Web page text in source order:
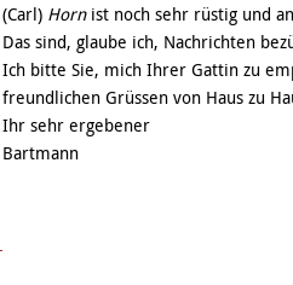
(Carl) Hornist noch sehr rüstig und
Das sind, glaube ich, Nachrichten
Ich bitte Sie, mich Ihrer Gattin zu
freundlichen Grüssen von Haus zu
Ihr sehr ergebener
Bartmann